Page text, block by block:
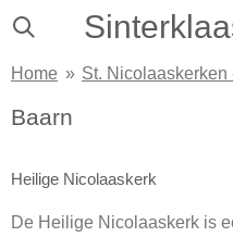
Ga
naar
hoofdinhoud
Home » St. Nicolaaskerken
Baarn
Heilige Nicolaaskerk
De Heilige Nicolaaskerk is